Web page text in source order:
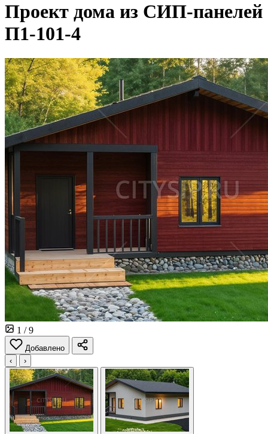
Проект дома из СИП-панелей
П1-101-4
1 / 9
Добавлено
‹
›